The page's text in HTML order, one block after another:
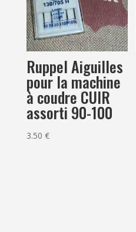
Ruppel Aiguilles
pour la machine
à coudre CUIR
assorti 90-100
3.50 €